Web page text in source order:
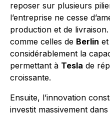
reposer sur plusieurs
l’entreprise ne cesse
production et de
comme celles de Berlin
considérablement la
permettant à Tesla de
croissante.
Ensuite, l’innovation
investit massivement